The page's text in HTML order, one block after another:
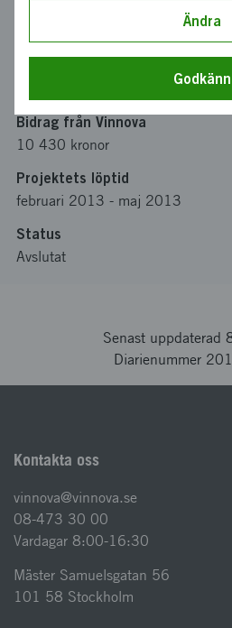
HERMES MEDICAL SOLUTIONS
Bidrag från Vinnova
10 430 kronor
Projektets löptid
februari 2013 - maj 2013
Status
Avslutat
Senast uppdaterad
Diarienummer
Kontakta oss
vinnova@vinnova.se
08-473 30 00
Vardagar 8:00-16:30
Mäster Samuelsgatan 56
101 58 Stockholm
Ändra
Godkänn